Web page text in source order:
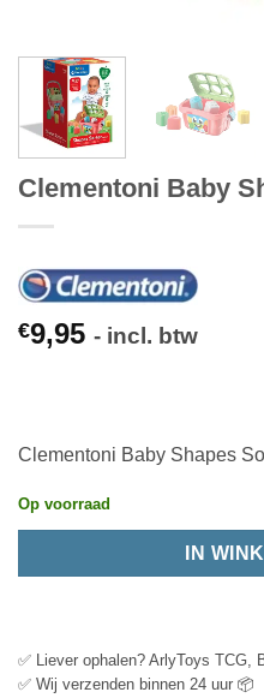
Clementoni Baby
€9,95 - incl. btw
Clementoni Baby Shapes
Op voorraad
IN
✅ Liever ophalen? ArlyToys TCG,
✅ Wij verzenden binnen 24 uur 📦